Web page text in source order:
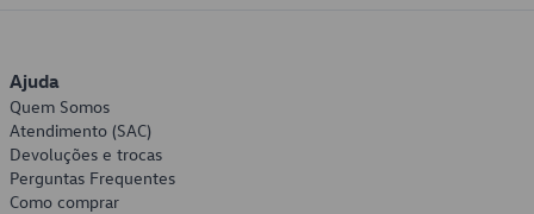
Ajuda
Quem Somos
Atendimento (SAC)
Devoluções e trocas
Perguntas Frequentes
Como comprar